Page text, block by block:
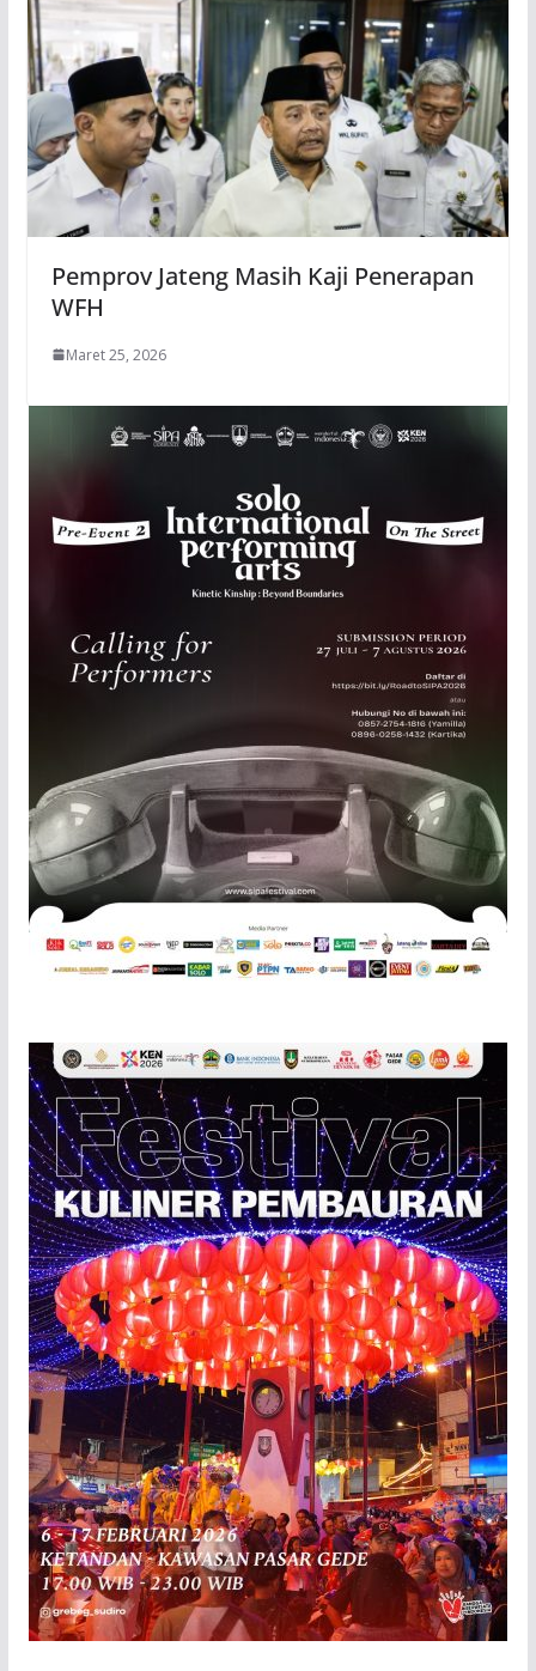
Pemprov Jateng Masih Kaji Penerapan
WFH
Maret 25, 2026